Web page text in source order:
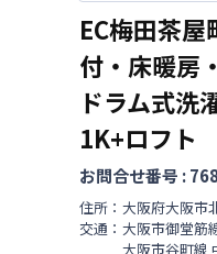
EC梅田茶
付・床暖房
ドラム式洗
1K+ロフト
お問合せ番号 :
住所： 大阪府大阪市
交通： 大阪市御堂筋
大阪市谷町線